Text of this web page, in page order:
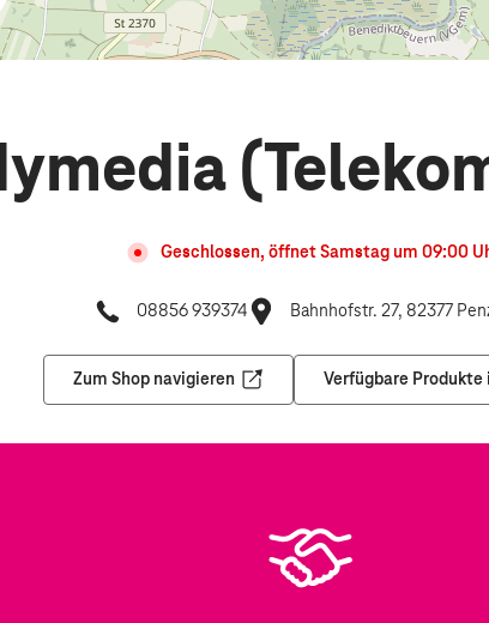
Geschlossen, öffnetSamstagum 09:00
08856 939374 Bahnhofstr. 27, 82377
Zum Shop navigieren
Öffnet in einem neuen Tab
Verfügbare Produkte